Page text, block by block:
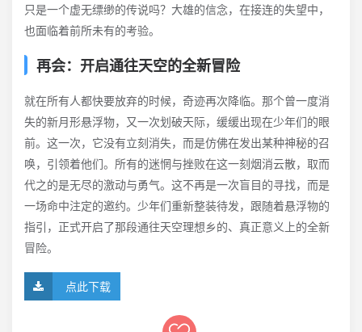
只是一个虚无缥缈的传说吗？大雄的信念，在接连的失望中，
也面临着前所未有的考验。
再会：开启通往天空的全新冒险
就在所有人都快要放弃的时候，奇迹再次降临。那个曾一度消
失的新月形悬浮物，又一次划破天际，缓缓出现在少年们的眼
前。这一次，它没有立刻消失，而是仿佛在发出某种神秘的召
唤，引领着他们。所有的迷惘与挫败在这一刻烟消云散，取而
代之的是无尽的激动与勇气。这不再是一次盲目的寻找，而是
一场命中注定的邀约。少年们重新整装待发，跟随着悬浮物的
指引，正式开启了那段通往天空理想乡的、真正意义上的全新
冒险。
点此下载